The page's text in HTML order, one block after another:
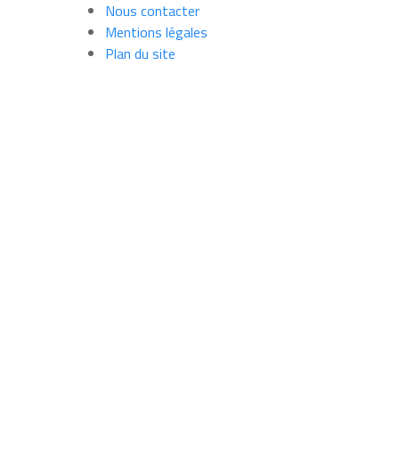
Nous contacter
Mentions légales
Plan du site